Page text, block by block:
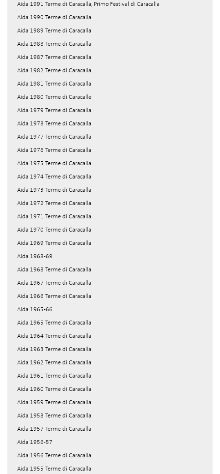
Aida 1991 Terme di Caracalla, Primo Festival di Caracalla
Aida 1990 Terme di Caracalla
Aida 1989 Terme di Caracalla
Aida 1988 Terme di Caracalla
Aida 1987 Terme di Caracalla
Aida 1982 Terme di Caracalla
Aida 1981 Terme di Caracalla
Aida 1980 Terme di Caracalle
Aida 1979 Terme di Caracalla
Aida 1978 Terme di Caracalla
Aida 1977 Terme di Caracalla
Aida 1976 Terme di Caracalla
Aida 1975 Terme di Caracalla
Aida 1974 Terme di Caracalla
Aida 1973 Terme di Caracalla
Aida 1972 Terme di Caracalla
Aida 1971 Terme di Caracalla
Aida 1970 Terme di Caracalla
Aida 1969 Terme di Caracalla
Aida 1968-69
Aida 1968 Terme di Caracalla
Aida 1967 Terme di Caracalla
Aida 1966 Terme di Caracalla
Aida 1965-66
Aida 1965 Terme di Caracalla
Aida 1964 Terme di Caracalla
Aida 1963 Terme di Caracalla
Aida 1962 Terme di Caracalla
Aida 1961 Terme di Caracalla
Aida 1960 Terme di Caracalla
Aida 1959 Terme di Caracalla
Aida 1958 Terme di Caracalla
Aida 1957 Terme di Caracalla
Aida 1956-57
Aida 1956 Terme di Caracalla
Aida 1955 Terme di Caracalla